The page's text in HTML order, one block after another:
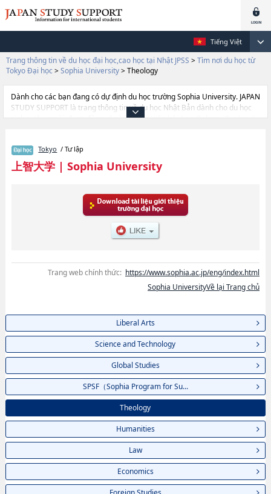
Tiếng Việt
Trang thông tin về du học đại học,cao học tại Nhật JPSS > Tìm nơi du học từ
Tokyo Đại học > Sophia University> Theology
Dành cho các bạn đang có dự định du học trường Sophia University. JAPAN
STUDY SUPPORT là trang thông tin về du học Nhật Bản dành cho du học
sinh nước ngoài, được đồng vận hành bởi Hiệp hội Asia Gakusei Bunka và
StudieshoặcNgành SPSF（Sophia Program for Sustainable Futures）
hoặcNgành TheologyhoặcNgành HumanitieshoặcNgành LawhoặcNgành
EconomicshoặcNgành Foreign StudieshoặcNgành Human Sciences của
bạn đang tìm hiểu thông tin du học liên quan tới Sophia University thì hãy
sử dụng trang web này.Ngoài ra còn có cả thông tin của khoảng 1.300
trường đại học, cao học, trường đại học ngắn hạn, trường chuyên môn
Tokyo / Tư lập
上智大学| Sophia University
Trang web chính thức: https://www.sophia.ac.jp/eng/index.html
Sophia UniversityVề lại Trang chủ
Liberal Arts
Science and Technology
Global Studies
SPSF（Sophia Program for Su...
Theology
Humanities
Law
Economics